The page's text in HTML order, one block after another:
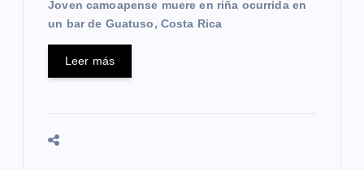
Joven camoapense muere en riña ocurrida en
un bar de Guatuso, Costa Rica
Leer más